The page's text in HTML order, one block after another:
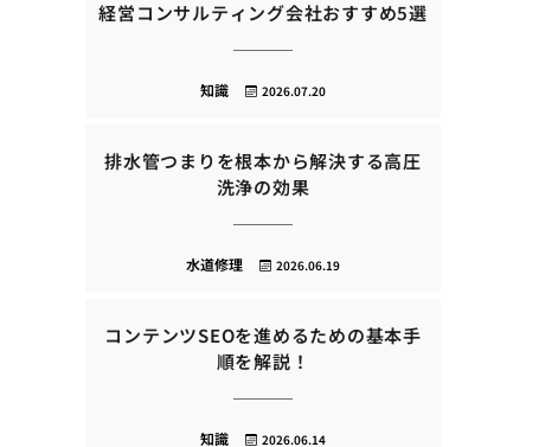
経営コンサルティング会社おすすめ5選
2026.07.20
知識
排水管つまりを根本から解決する高圧
洗浄の効果
2026.06.19
水道修理
コンテンツSEOを進めるための基本手
順を解説！
2026.06.14
知識